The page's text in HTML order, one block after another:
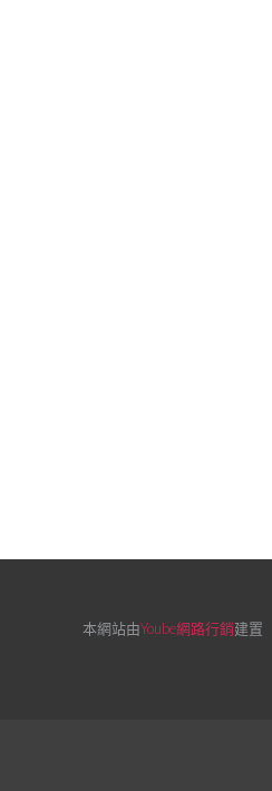
本網站由Yoube網路行銷建置